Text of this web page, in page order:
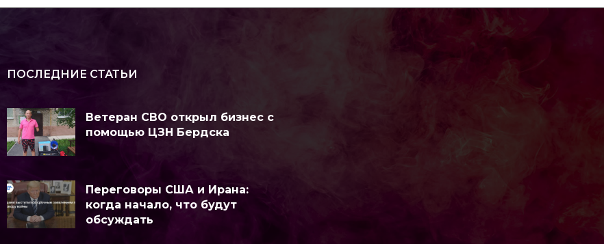
ПОСЛЕДНИЕ СТАТЬИ
Ветеран СВО открыл бизнес с
помощью ЦЗН Бердска
Переговоры США и Ирана:
когда начало, что будут
обсуждать